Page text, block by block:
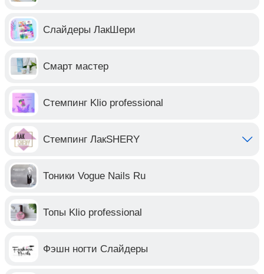
Слайдеры ЛакШери
Смарт мастер
Стемпинг Klio professional
Стемпинг ЛакSHERY
Тоники Vogue Nails Ru
Топы Klio professional
Фэшн ногти Слайдеры